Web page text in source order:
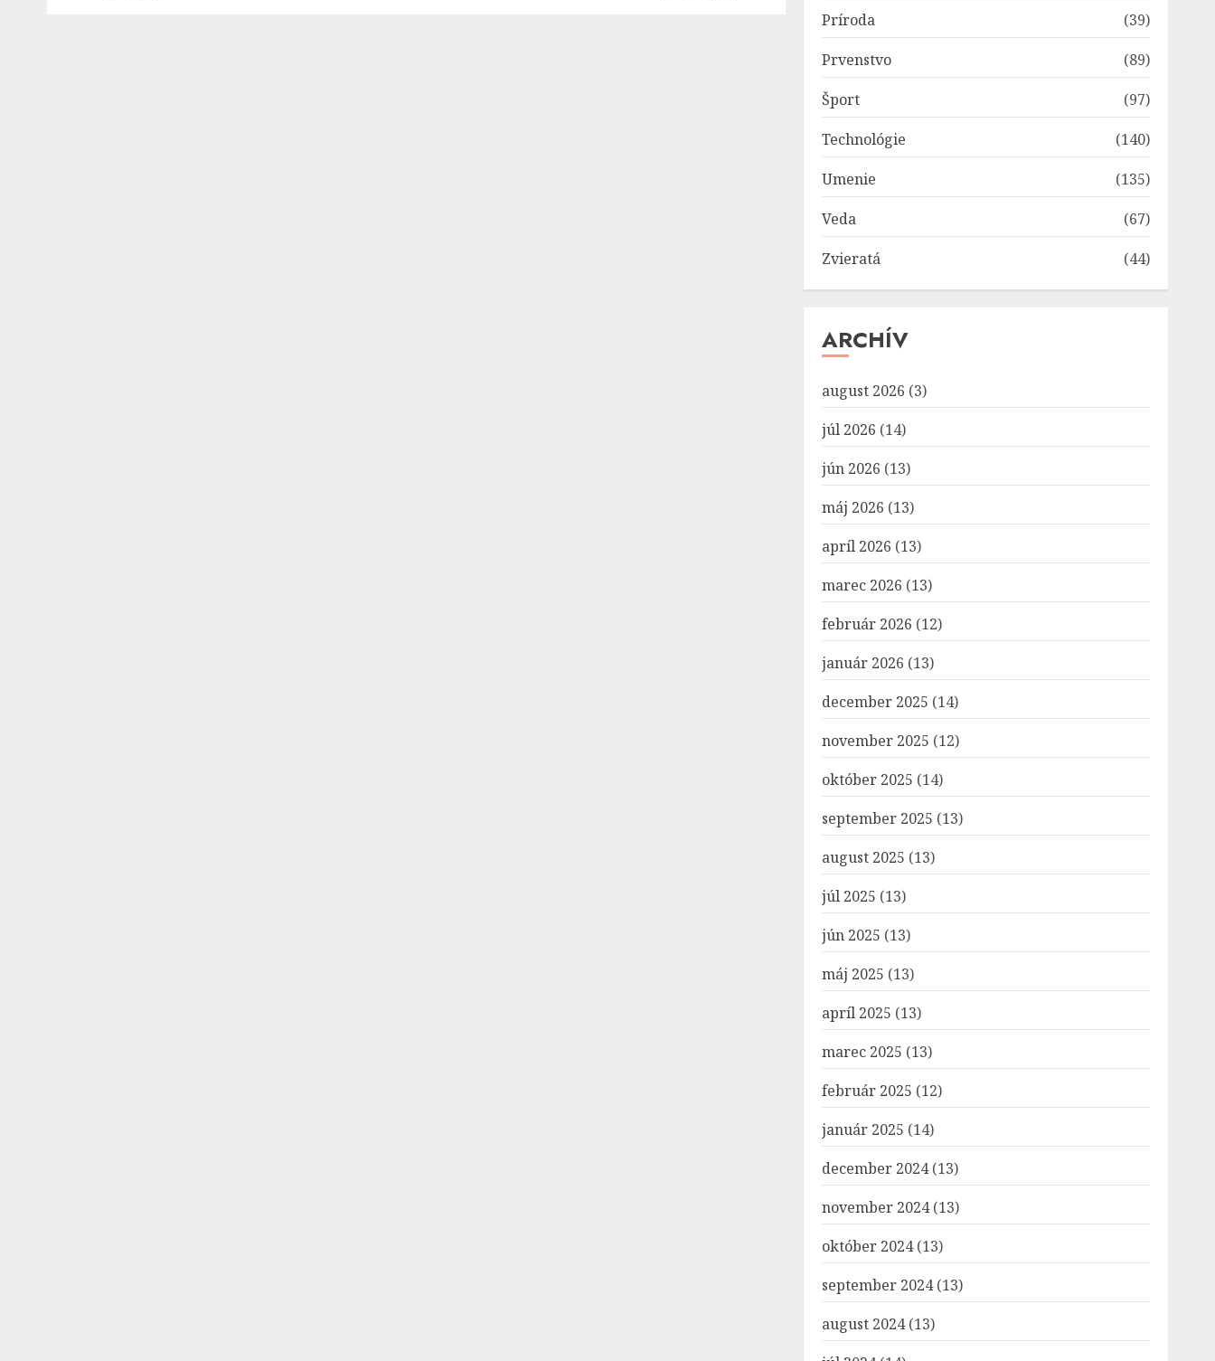
Príroda
(39)
Prvenstvo
(89)
Šport
(97)
Technológie
(140)
Umenie
(135)
Veda
(67)
Zvieratá
(44)
ARCHÍV
august 2026 (3)
júl 2026 (14)
jún 2026 (13)
máj 2026 (13)
apríl 2026 (13)
marec 2026 (13)
február 2026 (12)
január 2026 (13)
december 2025 (14)
november 2025 (12)
október 2025 (14)
september 2025 (13)
august 2025 (13)
júl 2025 (13)
jún 2025 (13)
máj 2025 (13)
apríl 2025 (13)
marec 2025 (13)
február 2025 (12)
január 2025 (14)
december 2024(13)
november 2024(13)
október 2024(13)
september 2024(13)
august 2024(13)